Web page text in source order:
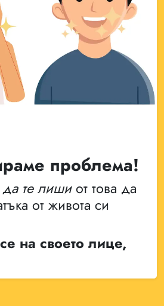
проблема!
те лишиот това да
от живота си
на своето лице,